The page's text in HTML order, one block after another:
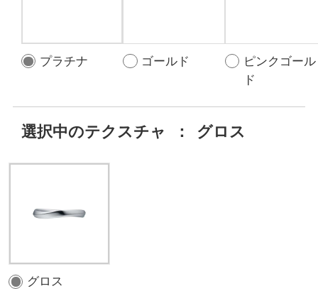
プラチナ ゴールド
ピンクゴール
ド
選択中のテクスチャ ： グロス
グロス